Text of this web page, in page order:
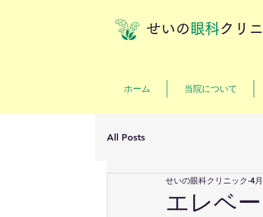
せいの 眼科クリ
ホーム 当院について
All Posts
エレベ
せいの眼科クリニック 4